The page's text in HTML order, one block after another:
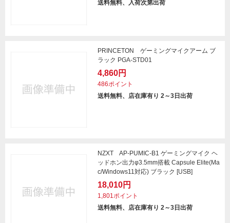
送料無料、入荷次第出荷
PRINCETON ゲーミングマイクアーム ブ
ラック PGA-STD01
4,860円
486ポイント
送料無料、店在庫有り 2～3日出荷
NZXT AP-PUMIC-B1 ゲーミングマイク ヘ
ッドホン出力φ3.5mm搭載 Capsule Elite(Ma
c/Windows11対応) ブラック [USB]
18,010円
1,801ポイント
送料無料、店在庫有り 2～3日出荷